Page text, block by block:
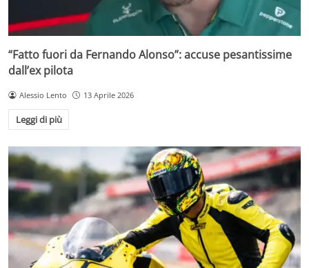
“Fatto fuori da Fernando Alonso”: accuse pesantissime
dall’ex pilota
Alessio Lento 13 Aprile 2026
Leggi di più